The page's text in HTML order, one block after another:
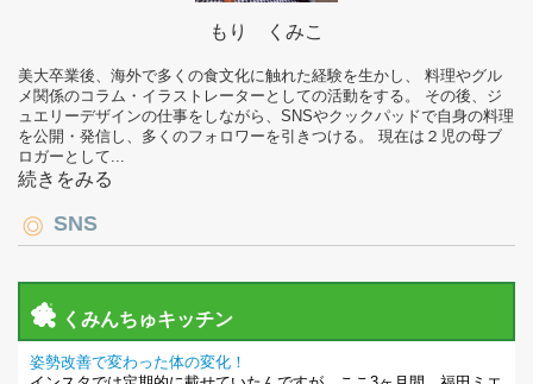
もり くみこ
美大卒業後、海外で多くの食文化に触れた経験を生かし、 料理やグル
メ関係のコラム・イラストレーターとしての活動をする。 その後、ジ
ュエリーデザインの仕事をしながら、SNSやクックパッドで自身の料理
を公開・発信し、多くのフォロワーを引きつける。 現在は２児の母ブ
ロガーとして...
続きをみる
SNS
くみんちゅキッチン
姿勢改善で変わった体の変化！